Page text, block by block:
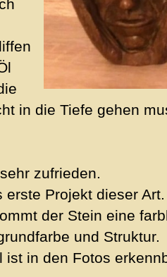
in die Tiefe gehen
zufrieden.
erste Projekt dieser Art.
der Stein eine
und Struktur.
ist in den Fotos